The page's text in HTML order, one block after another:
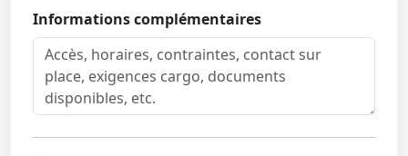
Informations complémentaires